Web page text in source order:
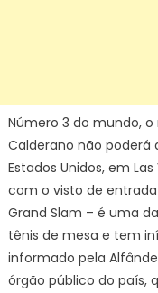
Número 3 do mundo,
Calderano não poderá
Estados Unidos, em
com o visto de
Grand Slam – é uma
tênis de mesa e tem
informado pela
órgão público do país,